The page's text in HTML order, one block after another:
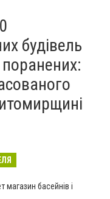
будівель
магазин басейнів і